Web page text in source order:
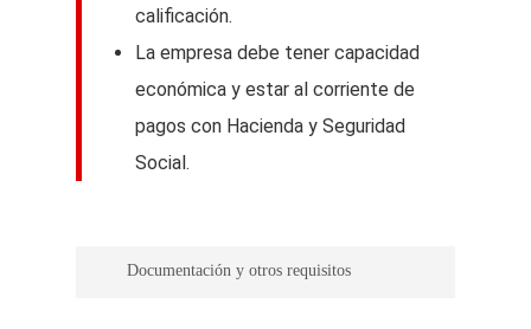
calificación.
La empresa debe tener capacidad
económica y estar al corriente de
pagos con Hacienda y Seguridad
Social.
Documentación y otros requisitos